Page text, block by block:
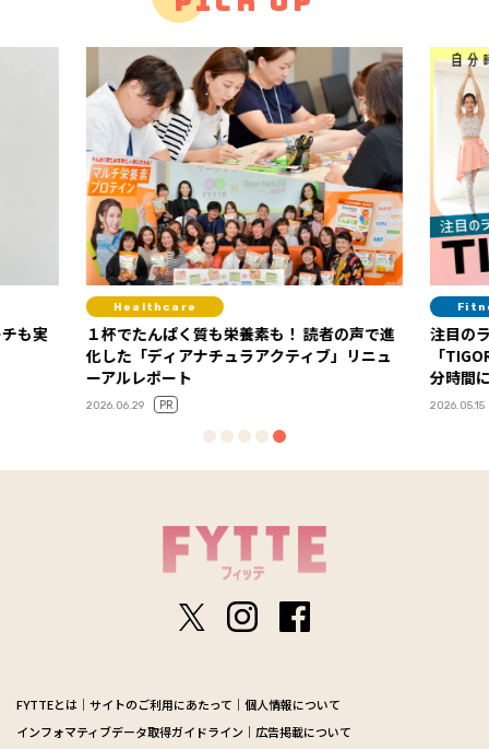
も実
Healthcare
１杯でたんぱく質も栄養素も！ 読者の声で進
化した「ディアナチュラアクティブ」リニュ
ーアルレポート
2026.06.29 PR
注目の
「
分時間
2026.05.15
FYTTEとは サイトのご利用にあたって
個人情報について
インフォマティブデータ取得ガイドライン
広告掲載について